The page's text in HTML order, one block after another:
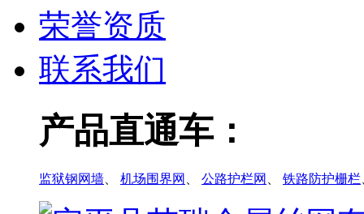
荣誉资质
联系我们
产品直通车：
监狱钢网墙 机场围界网 公路护栏网 铁路防护栅栏